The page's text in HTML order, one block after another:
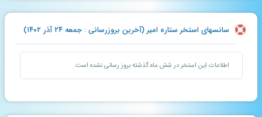
سانسهای استخر ستاره امیر (آخرین بروزرسانی : جمعه ۲۴ آذر ۱۴۰۲)
اطلاعات این استخر در شش ماه گذشته بروز رسانی نشده است.